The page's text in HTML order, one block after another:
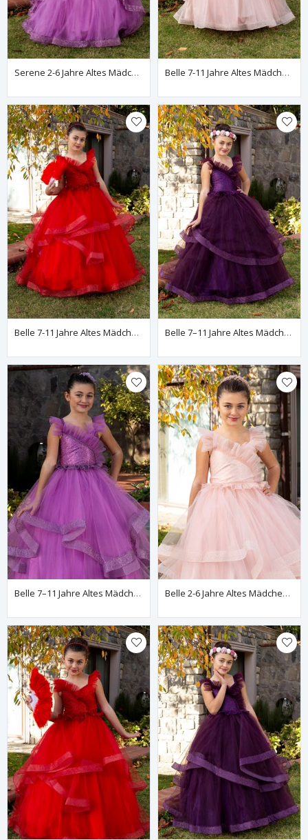
Serene 2-6 Jahre Altes Mädchenkleid 20083 Flieder Belle 7-11 Jahre Altes Mädchenkleid 30081 Puder
Belle 7-11 Jahre Altes Mädchenkleid 30081 Rot Belle 7–11 Jahre Altes Mädchenkleid 30081 Weinrot
Belle 7–11 Jahre Altes Mädchenkleid 30081 Flieder Belle 2-6 Jahre Altes Mädchenkleid 20081 Puder